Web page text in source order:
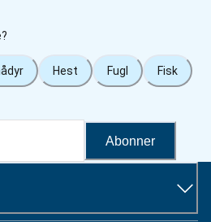
Hest Fugl Fisk
Abonner